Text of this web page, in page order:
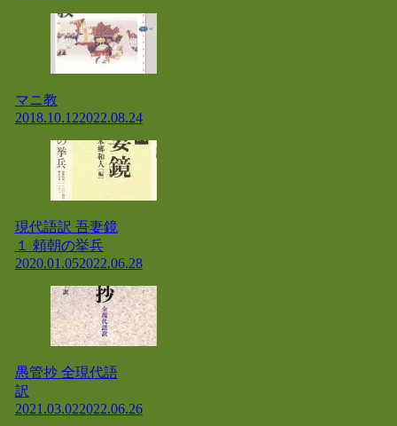
マニ教
2018.10.122022.08.24
現代語訳 吾妻鏡
１ 頼朝の挙兵
2020.01.052022.06.28
愚管抄 全現代語
訳
2021.03.022022.06.26